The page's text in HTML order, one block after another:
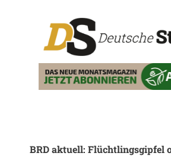
BRD aktuell: Flüchtlingsgipfel